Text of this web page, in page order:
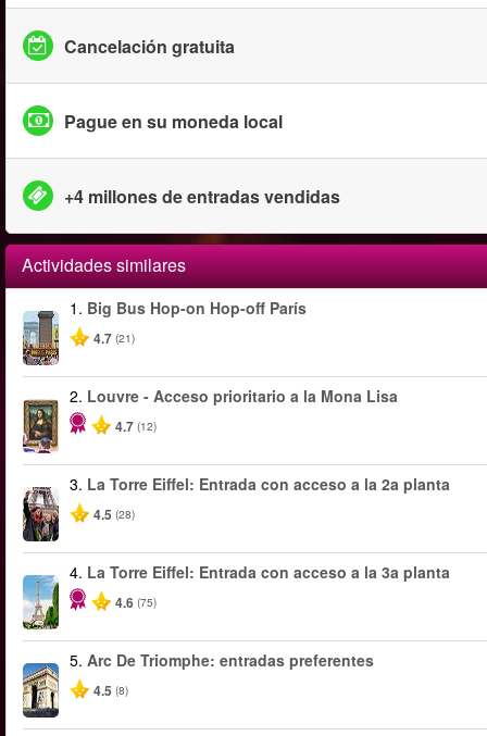
Cancelación gratuita
Pague en su moneda local
+4 millones de entradas vendidas
Actividades similares
1. Big Bus Hop-on Hop-off París
4.7 (21)
2. Louvre - Acceso prioritario a la Mona Lisa
4.7 (12)
3. La Torre Eiffel: Entrada con acceso a la 2a planta
4.5 (28)
4. La Torre Eiffel: Entrada con acceso a la 3a planta
4.6 (75)
5. Arc De Triomphe: entradas preferentes
4.5 (8)